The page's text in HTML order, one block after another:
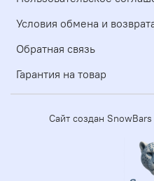
Условия обмена и
Обратная связь
Гарантия на товар
Сайт создан